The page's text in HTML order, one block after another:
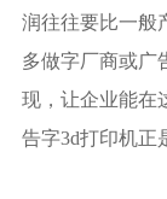
润往往要比一般
多做字厂商或广
现，让企业能在
告字3d打印机正